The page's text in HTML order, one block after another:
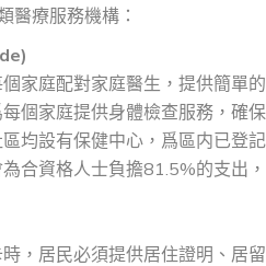
醫療服務機構：
家庭配對家庭醫生，提供簡單的
個家庭提供身體檢查服務，確保
均設有保健中心，爲區内已登記
合資格人士負擔81.5%的支出，
，居民必須提供居住證明、居留